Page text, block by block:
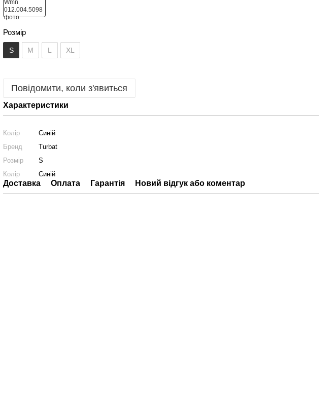
Розмір
S M L XL
Повідомити, коли з'явиться
Характеристики
Колір
Синій
Бренд
Turbat
Розмір
S
Колір
Синій
Доставка Оплата Гарантія Новий відгук або коментар